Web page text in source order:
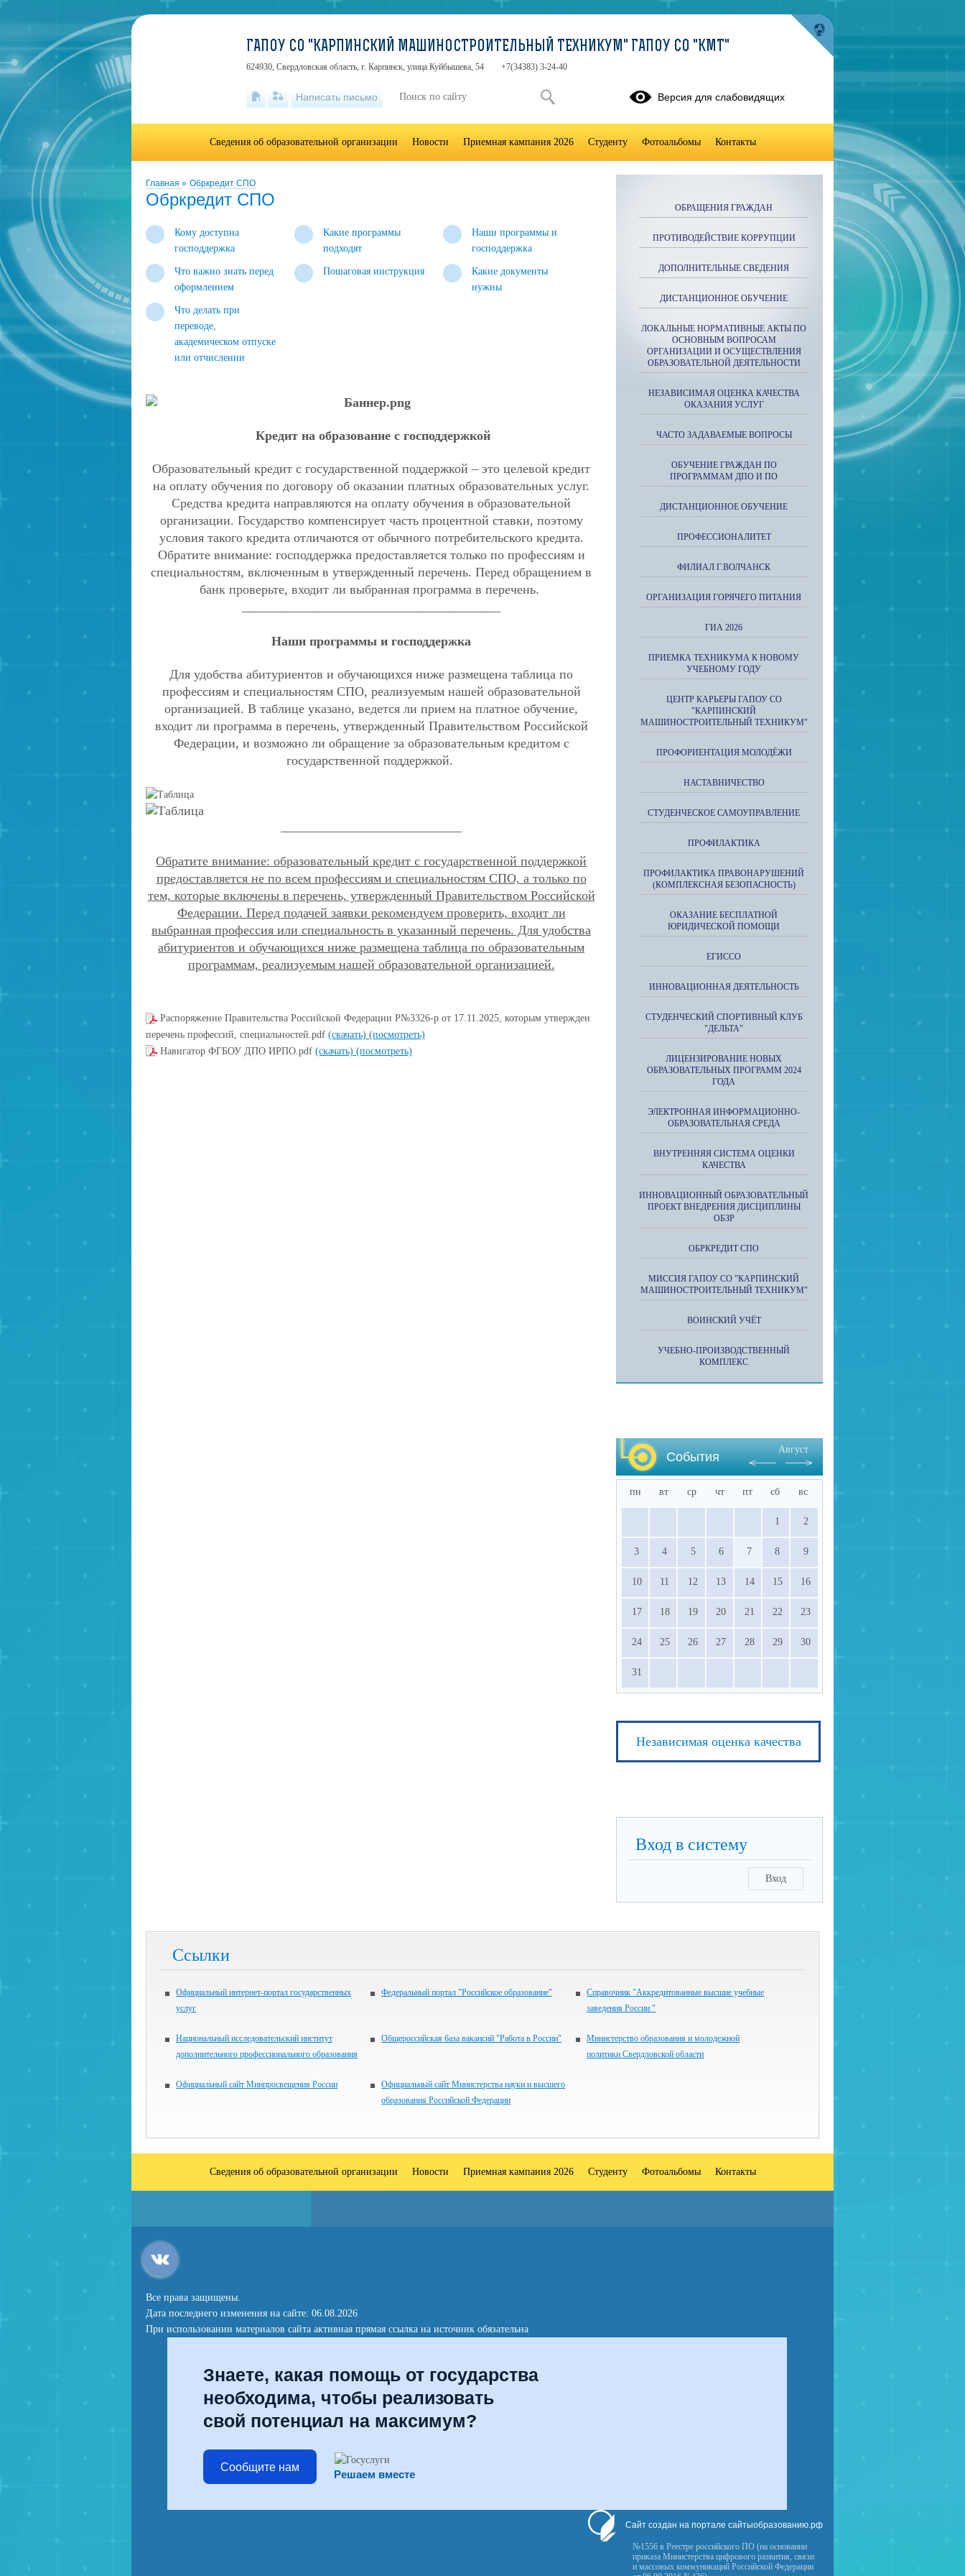
Главная » Обркредит СПО
Обркредит СПО
Кому доступна
господдержка
Какие программы
подходят
Наши программы и
господдержка
Что важно знать перед
оформлением
Пошаговая инструкция
Какие документы
нужны
Что делать при
переводе,
академическом отпуске
или отчислении
Кредит на образование с господдержкой
Образовательный кредит с государственной поддержкой – это целевой кредит
на оплату обучения по договору об оказании платных образовательных услуг.
Средства кредита направляются на оплату обучения в образовательной
организации. Государство компенсирует часть процентной ставки, поэтому
условия такого кредита отличаются от обычного потребительского кредита.
Обратите внимание: господдержка предоставляется только по профессиям и
специальностям, включенным в утвержденный перечень. Перед обращением в
банк проверьте, входит ли выбранная программа в перечень.
Наши программы и господдержка
Для удобства абитуриентов и обучающихся ниже размещена таблица по
профессиям и специальностям СПО, реализуемым нашей образовательной
организацией. В таблице указано, ведется ли прием на платное обучение,
входит ли программа в перечень, утвержденный Правительством Российской
Федерации, и возможно ли обращение за образовательным кредитом с
государственной поддержкой.
Обратите внимание: образовательный кредит с государственной поддержкой
предоставляется не по всем профессиям и специальностям СПО, а только по
тем, которые включены в перечень, утвержденный Правительством Российской
Федерации. Перед подачей заявки рекомендуем проверить, входит ли
выбранная профессия или специальность в указанный перечень. Для удобства
абитуриентов и обучающихся ниже размещена таблица по образовательным
программам, реализуемым нашей образовательной организацией.
Распоряжение Правительства Российской Федерации Р№3326-р от 17.11.2025, которым утвержден
перечень профессий, специальностей.pdf (скачать) (посмотреть)
Навигатор ФГБОУ ДПО ИРПО.pdf (скачать) (посмотреть)
ОБРАЩЕНИЯ ГРАЖДАН
ПРОТИВОДЕЙСТВИЕ КОРРУПЦИИ
ДОПОЛНИТЕЛЬНЫЕ СВЕДЕНИЯ
ДИСТАНЦИОННОЕ ОБУЧЕНИЕ
ЛОКАЛЬНЫЕ НОРМАТИВНЫЕ АКТЫ ПО
ОСНОВНЫМ ВОПРОСАМ
ОРГАНИЗАЦИИ И ОСУЩЕСТВЛЕНИЯ
ОБРАЗОВАТЕЛЬНОЙ ДЕЯТЕЛЬНОСТИ
НЕЗАВИСИМАЯ ОЦЕНКА КАЧЕСТВА
ОКАЗАНИЯ УСЛУГ
ЧАСТО ЗАДАВАЕМЫЕ ВОПРОСЫ
ОБУЧЕНИЕ ГРАЖДАН ПО
ПРОГРАММАМ ДПО И ПО
ДИСТАНЦИОННОЕ ОБУЧЕНИЕ
ПРОФЕССИОНАЛИТЕТ
ФИЛИАЛ Г.ВОЛЧАНСК
ОРГАНИЗАЦИЯ ГОРЯЧЕГО ПИТАНИЯ
ГИА 2026
ПРИЕМКА ТЕХНИКУМА К НОВОМУ
УЧЕБНОМУ ГОДУ
ЦЕНТР КАРЬЕРЫ ГАПОУ СО
"КАРПИНСКИЙ
МАШИНОСТРОИТЕЛЬНЫЙ ТЕХНИКУМ"
ПРОФОРИЕНТАЦИЯ МОЛОДЁЖИ
НАСТАВНИЧЕСТВО
СТУДЕНЧЕСКОЕ САМОУПРАВЛЕНИЕ
ПРОФИЛАКТИКА
ПРОФИЛАКТИКА ПРАВОНАРУШЕНИЙ
(КОМПЛЕКСНАЯ БЕЗОПАСНОСТЬ)
ОКАЗАНИЕ БЕСПЛАТНОЙ
ЮРИДИЧЕСКОЙ ПОМОЩИ
ЕГИССО
ИННОВАЦИОННАЯ ДЕЯТЕЛЬНОСТЬ
СТУДЕНЧЕСКИЙ СПОРТИВНЫЙ КЛУБ
"ДЕЛЬТА"
ЛИЦЕНЗИРОВАНИЕ НОВЫХ
ОБРАЗОВАТЕЛЬНЫХ ПРОГРАММ 2024
ГОДА
ЭЛЕКТРОННАЯ ИНФОРМАЦИОННО-
ОБРАЗОВАТЕЛЬНАЯ СРЕДА
ВНУТРЕННЯЯ СИСТЕМА ОЦЕНКИ
КАЧЕСТВА
ИННОВАЦИОННЫЙ ОБРАЗОВАТЕЛЬНЫЙ
ПРОЕКТ ВНЕДРЕНИЯ ДИСЦИПЛИНЫ
ОБЗР
ОБРКРЕДИТ СПО
МИССИЯ ГАПОУ СО "КАРПИНСКИЙ
МАШИНОСТРОИТЕЛЬНЫЙ ТЕХНИКУМ"
ВОИНСКИЙ УЧЁТ
УЧЕБНО-ПРОИЗВОДСТВЕННЫЙ
КОМПЛЕКС
События
Август
пн вт ср чт пт сб вс
1 2
3 4 5 6 7 8 9
10 11 12 13 14 15 16
17 18 19 20 21 22 23
24 25 26 27 28 29 30
31
Независимая оценка качества
Вход в систему
Вход
Ссылки
Официальный интернет-портал государственных
услуг
Федеральный портал "Российское образование"
Справочник "Аккредитованные высшие учебные
заведения России "
Национальный исследовательский институт
дополнительного профессионального образования
Общероссийская база вакансий "Работа в России"
Министерство образования и молодежной
политики Свердловской области
Официальный сайт Минпросвещения России
Официальный сайт Министерства науки и высшего
образования Российской Федерации
ГАПОУ СО "КАРПИНСКИЙ МАШИНОСТРОИТЕЛЬНЫЙ ТЕХНИКУМ" ГАПОУ СО "КМТ"
624930, Свердловская область, г. Карпинск, улица Куйбышева, 54 +7(34383) 3-24-40
Написать письмо Версия для слабовидящих
Сведения об образовательной организации Новости Приемная кампания 2026 Студенту Фотоальбомы Контакты
Сведения об образовательной организации Новости Приемная кампания 2026 Студенту Фотоальбомы Контакты
Все права защищены.
Дата последнего изменения на сайте: 06.08.2026
При использовании материалов сайта активная прямая ссылка на источник обязательна
Знаете, какая помощь от государства
необходима, чтобы реализовать
свой потенциал на максимум?
Сообщите нам
Решаем вместе
Сайт создан на портале сайтыобразованию.рф
№1556 в Реестре российского ПО (на основании
приказа Министерства цифрового развития, связи
и массовых коммуникаций Российской Федерации